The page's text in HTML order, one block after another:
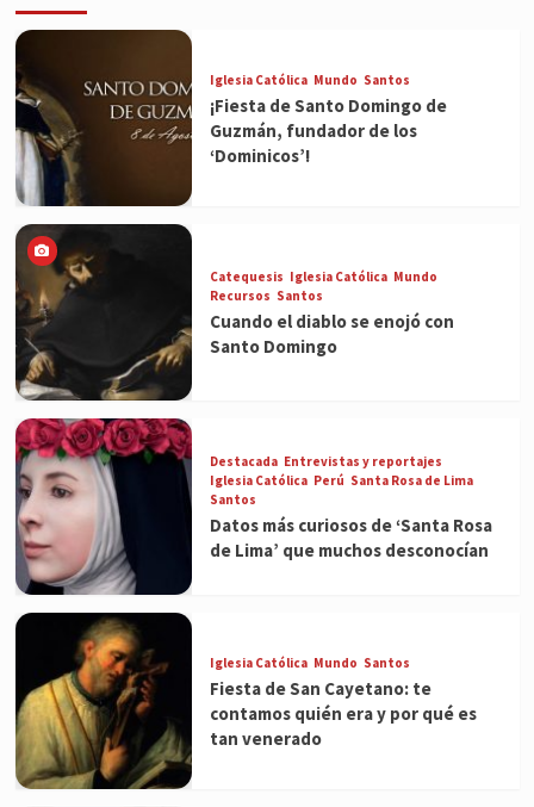
Iglesia Católica Mundo Santos
¡Fiesta de Santo Domingo de
Guzmán, fundador de los
‘Dominicos’!
Catequesis Iglesia Católica Mundo
Recursos Santos
Cuando el diablo se enojó con
Santo Domingo
Destacada Entrevistas y reportajes
Iglesia Católica Perú Santa Rosa de Lima
Santos
Datos más curiosos de ‘Santa Rosa
de Lima’ que muchos desconocían
Iglesia Católica Mundo Santos
Fiesta de San Cayetano: te
contamos quién era y por qué es
tan venerado